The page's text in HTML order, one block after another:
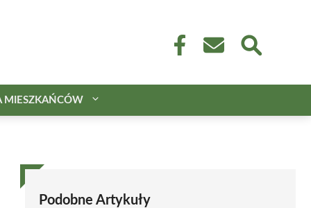
MIESZKAŃCÓW
Podobne Artykuły